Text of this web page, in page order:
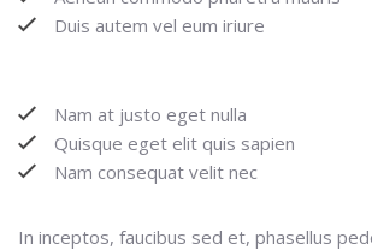
Duis autem vel eum iriure
Nam at justo eget nulla
Quisque eget elit quis sapien
Nam consequat velit nec
In inceptos, faucibus sed et, phasellus